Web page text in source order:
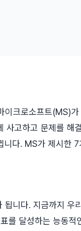
크로소프트(MS)
고하고 문제를 해
다. MS가 제시한 7
됩니다. 지금까지 우
를 달성하는 능동적